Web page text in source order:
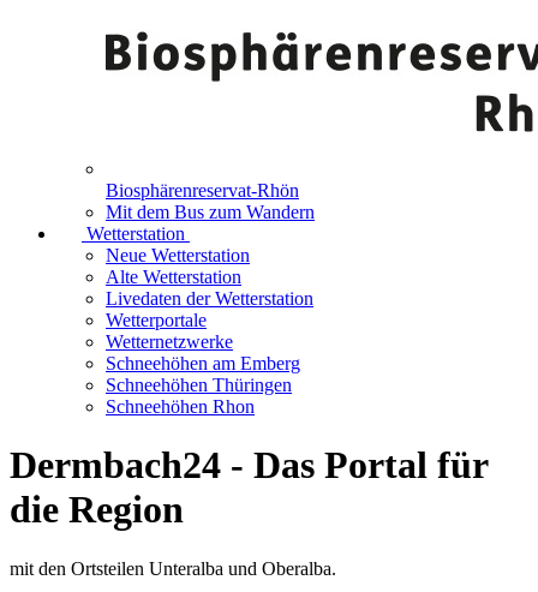
Biosphärenreservat-Rhön
Mit dem Bus zum Wandern
Wetterstation
Neue Wetterstation
Alte Wetterstation
Livedaten der Wetterstation
Wetterportale
Wetternetzwerke
Schneehöhen am Emberg
Schneehöhen Thüringen
Schneehöhen Rhon
Dermbach24 - Das Portal für
die Region
mit den Ortsteilen Unteralba und Oberalba.